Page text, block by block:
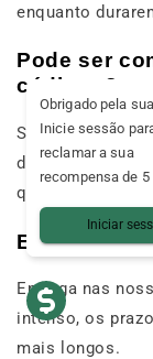
enquanto
Pode ser
códigos?
Salvo indicação
duplas/triplas
quaisquer
Existem
Entrega nas
intenso, os
mais longos.
Obrigado pela
Inicie sessão
reclamar a sua
recompensa de
Iniciar